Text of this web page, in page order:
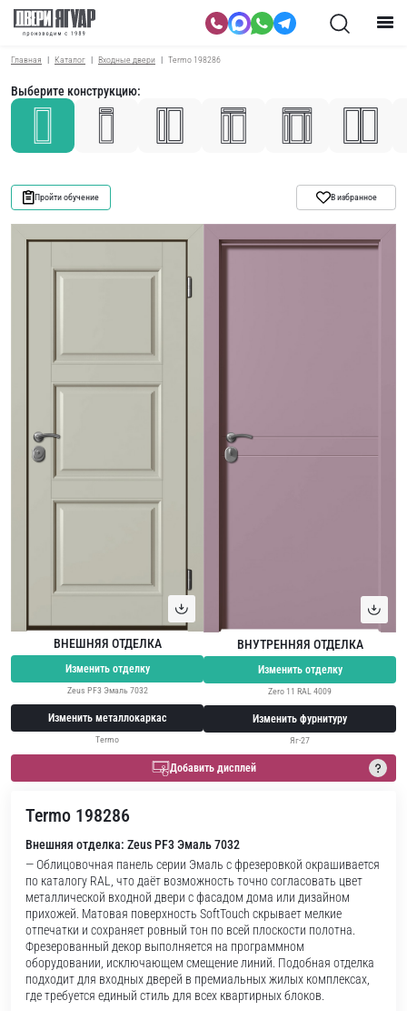
Главная Каталог Входные двери Termo 198286
Выберите конструкцию:
Пройти обучение В избранное
ВНЕШНЯЯ ОТДЕЛКА
Изменить отделку
Zeus PF3 Эмаль 7032
Изменить металлокаркас
Termo
ВНУТРЕННЯЯ ОТДЕЛКА
Изменить отделку
Zero 11 RAL 4009
Изменить фурнитуру
Яг-27
Добавить дисплей
Termo 198286
Внешняя отделка: Zeus PF3 Эмаль 7032
— Облицовочная панель серии Эмаль с фрезеровкой окрашивается
по каталогу RAL, что даёт возможность точно согласовать цвет
металлической входной двери с фасадом дома или дизайном
прихожей. Матовая поверхность SoftTouch скрывает мелкие
отпечатки и сохраняет ровный тон по всей плоскости полотна.
Фрезерованный декор выполняется на программном
оборудовании, исключающем смещение линий. Подобная отделка
подходит для входных дверей в премиальных жилых комплексах,
где требуется единый стиль для всех квартирных блоков.